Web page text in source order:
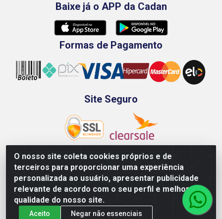
O nosso site coleta cookies próprios e de
terceiros para proporcionar uma experiência
personalizada ao usuário, apresentar publicidade
relevante de acordo com o seu perfil e melhorar a
qualidade do nosso site.
Aceito Negar não essenciais
Baixe já o APP da Cadan
Formas de Pagamento
Site Seguro
Rod. BR-101 Sul, Km 73, 4505, Galpão A, Ibura -
Recife/PE - CEP 51240-340 - CNPJ 70.089.974/0001-79